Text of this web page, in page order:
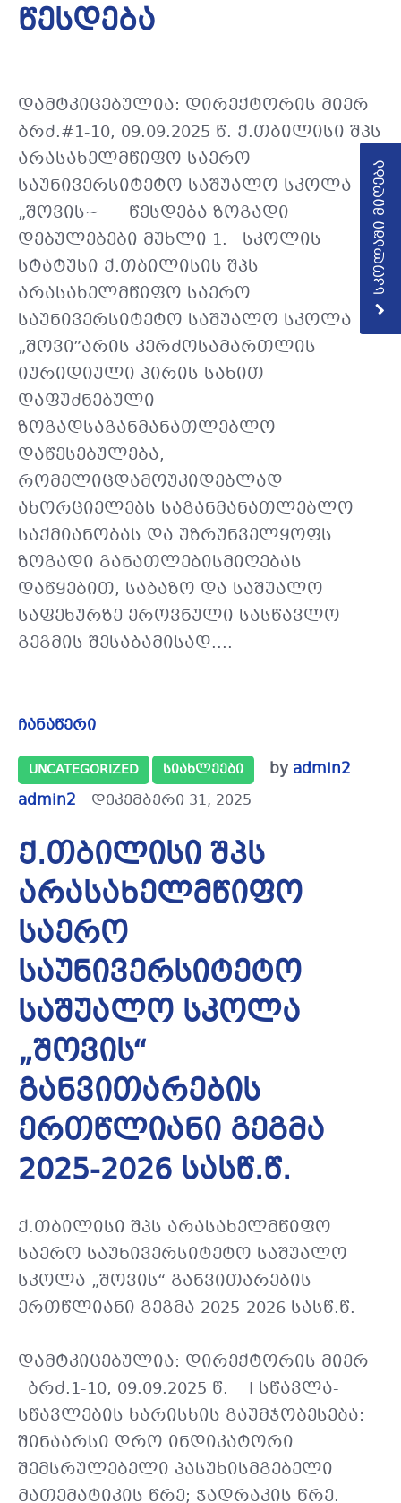
წესდება
დამტკიცებულია: დირექტორის მიერ
ბრძ.#1-10, 09.09.2025 წ. ქ.თბილისი შპს
არასახელმწიფო საერო
საუნივერსიტეტო საშუალო სკოლა
„შოვის~ წესდება ზოგადი
დებულებები მუხლი 1. სკოლის
სტატუსი ქ.თბილისის შპს
არასახელმწიფო საერო
საუნივერსიტეტო საშუალო სკოლა
„შოვი”არის კერძოსამართლის
იურიდიული პირის სახით
დაფუძნებული
ზოგადსაგანმანათლებლო
დაწესებულება,
რომელიცდამოუკიდებლად
ახორციელებს საგანმანათლებლო
საქმიანობას და უზრუნველყოფს
ზოგადი განათლებისმიღებას
დაწყებით, საბაზო და საშუალო
საფეხურზე ეროვნული სასწავლო
გეგმის შესაბამისად....
ჩანაწერი
UNCATEGORIZED ᲡᲘᲐᲮᲚᲔᲔᲑᲘ byadmin2
admin2
დეკემბერი 31, 2025
ქ.თბილისი შპს
არასახელმწიფო
საერო
საუნივერსიტეტო
საშუალო სკოლა
„შოვის“
განვითარების
ერთწლიანი გეგმა
2025-2026 სასწ.წ.
ქ.თბილისი შპს არასახელმწიფო
საერო საუნივერსიტეტო საშუალო
სკოლა „შოვის“ განვითარების
ერთწლიანი გეგმა 2025-2026 სასწ.წ.
დამტკიცებულია: დირექტორის მიერ
ბრძ.1-10, 09.09.2025 წ. I სწავლა-
სწავლების ხარისხის გაუმჯობესება:
შინაარსი დრო ინდიკატორი
შემსრულებელი პასუხისმგებელი
მათემატიკის წრე; ჭადრაკის წრე.
სკოლაში მიღება